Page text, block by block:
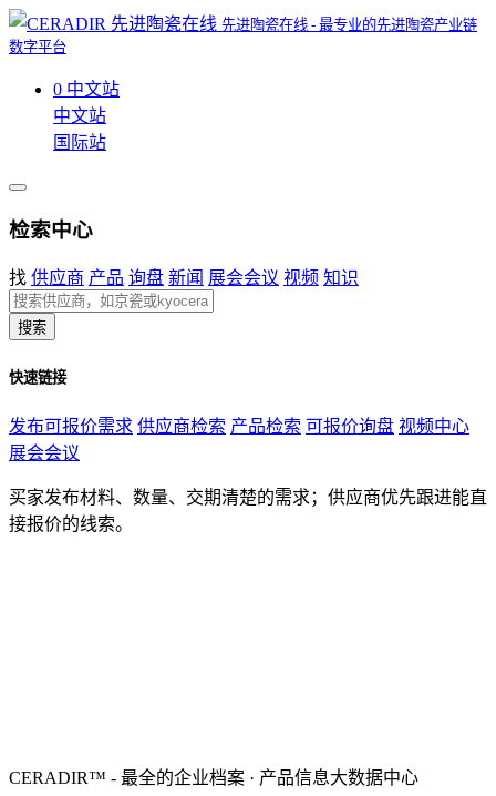
先进陶瓷在线 - 最专业的先进陶瓷产业链
数字平台
0 中文站
中文站
国际站
检索中心
找 供应商 产品 询盘 新闻 展会会议 视频 知识
搜索
快速链接
发布可报价需求 供应商检索 产品检索 可报价询盘 视频中心
展会会议
买家发布材料、数量、交期清楚的需求；供应商优先跟进能直
接报价的线索。
CERADIR™ - 最全的企业档案 · 产品信息大数据中心